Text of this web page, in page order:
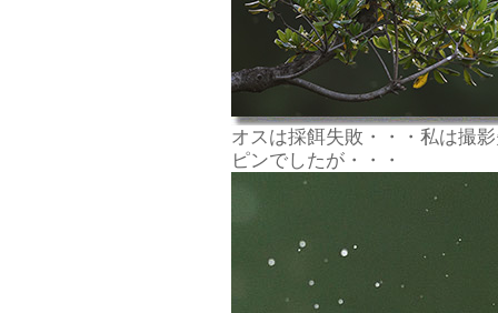
オスは採餌失敗・・・私は撮
ピンでしたが・・・